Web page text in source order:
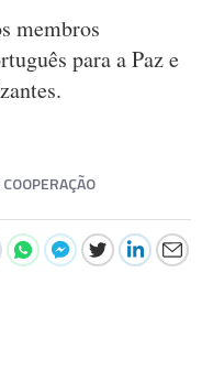
membros
para a Paz e